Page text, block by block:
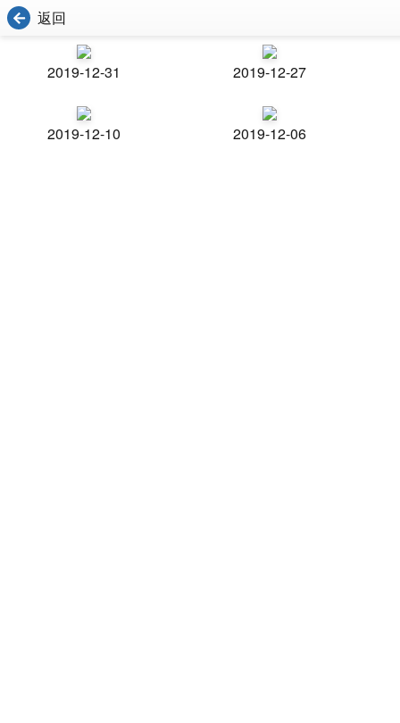
返回
2019-12-31 2019-12-27
2019-12-10 2019-12-06